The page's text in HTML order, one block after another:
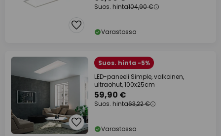
Suos. hinta104,90 €
Varastossa
Suos. hinta -5%
LED-paneeli Simple, valkoinen,
ultraohut, 100x25cm
59,90 €
Suos. hinta63,22 €
Varastossa